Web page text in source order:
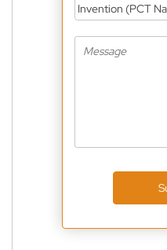
Invention (PCT